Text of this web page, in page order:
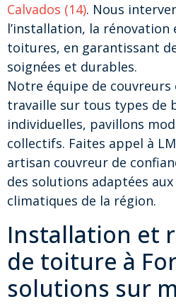
Calvados (14). Nous
l’installation, la rénovation
toitures, en garantissant
soignées et durables.
Notre équipe de
travaille sur tous types de
individuelles, pavillons
collectifs. Faites appel à
artisan couvreur de
des solutions adaptées
climatiques de la région.
Installation et
de toiture à
solutions sur